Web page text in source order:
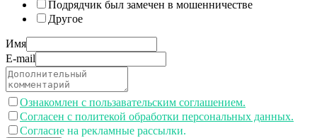
Подрядчик был замечен в мошенничестве
Другое
Имя
E-mail
Ознакомлен с пользавательским соглашением.
Согласен с политекой обработки персональных данных.
Согласие на рекламные рассылки.